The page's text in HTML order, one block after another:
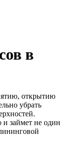
в
открытию
убрать
и займет не один